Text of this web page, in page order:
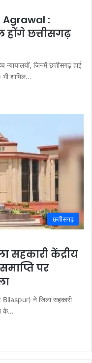
:
होंगे छत्तीसगढ़
जिनमें छत्तीसगढ़ हाई
शामिल…
छत्तीसगढ़
सहकारी केंद्रीय
पर
Bilaspur) ने जिला सहकारी
के…